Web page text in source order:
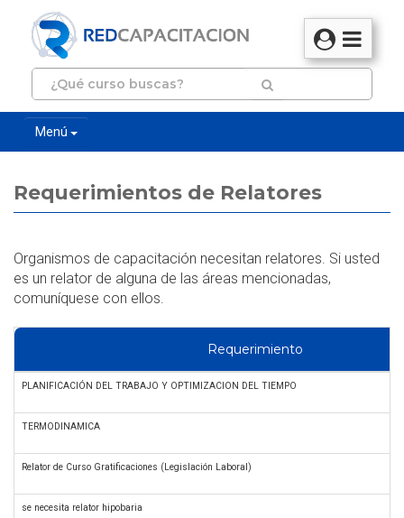
Menú
Requerimientos de Relatores
Organismos de capacitación necesitan relatores. Si usted
es un relator de alguna de las áreas mencionadas,
comuníquese con ellos.
Requerimiento
PLANIFICACIÓN DEL TRABAJO Y OPTIMIZACION DEL TIEMPO
TERMODINAMICA
Relator de Curso Gratificaciones (Legislación Laboral)
se necesita relator hipobaria